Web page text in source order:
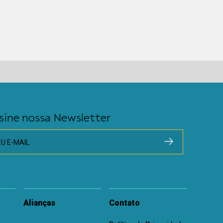
nossa Newsletter
E-MAIL
Alianças Contato